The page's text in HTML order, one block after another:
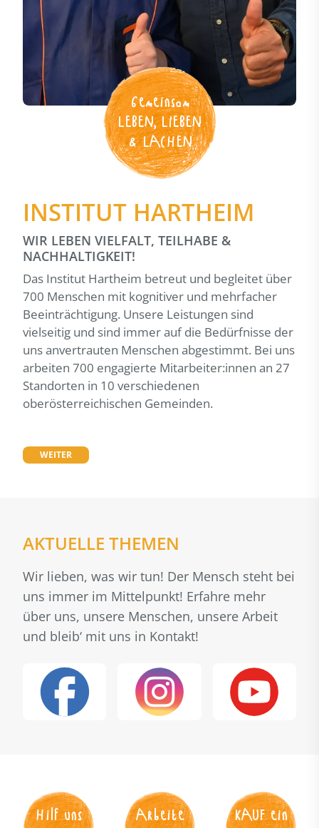
Gemeinsam
LEBEN, LIEBEN
& LACHEN
INSTITUT HARTHEIM
WIR LEBEN VIELFALT, TEILHABE &
NACHHALTIGKEIT!
Das Institut Hartheim betreut und begleitet über
700 Menschen mit kognitiver und mehrfacher
Beeinträchtigung. Unsere Leistungen sind
vielseitig und sind immer auf die Bedürfnisse der
uns anvertrauten Menschen abgestimmt. Bei uns
arbeiten 700 engagierte Mitarbeiter:innen an 27
Standorten in 10 verschiedenen
oberösterreichischen Gemeinden.
WEITER
AKTUELLE THEMEN
Wir lieben, was wir tun! Der Mensch steht bei
uns immer im Mittelpunkt! Erfahre mehr
über uns, unsere Menschen, unsere Arbeit
und bleib‘ mit uns in Kontakt!
Hilf uns
Arbeite
KAUF ein